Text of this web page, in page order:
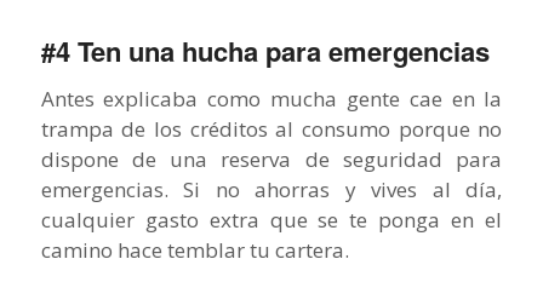
#4 Ten una hucha para emergencias
Antes explicaba como mucha gente cae en la
trampa de los créditos al consumo porque no
dispone de una reserva de seguridad para
emergencias. Si no ahorras y vives al día,
cualquier gasto extra que se te ponga en el
camino hace temblar tu cartera.